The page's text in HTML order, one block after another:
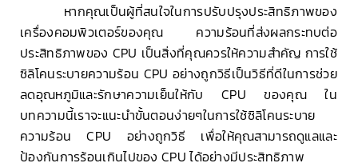
หากคุณเป็นผู้ที่สนใจในการปรับปรุงประสิทธิภาพของ
เครื่องคอมพิวเตอร์ของคุณ ความร้อนที่ส่งผลกระทบต่อ
ประสิทธิภาพของ CPU เป็นสิ่งที่คุณควรให้ความสำคัญ การใช้
ซิลิโคนระบายความร้อน CPU อย่างถูกวิธีเป็นวิธีที่ดีในการช่วย
ลดอุณหภูมิและรักษาความเย็นให้กับ CPU ของคุณ ใน
บทความนี้เราจะแนะนำขั้นตอนง่ายๆในการใช้ซิลิโคนระบาย
ความร้อน CPU อย่างถูกวิธี เพื่อให้คุณสามารถดูแลและ
ป้องกันการร้อนเกินไปของ CPU ได้อย่างมีประสิทธิภาพ